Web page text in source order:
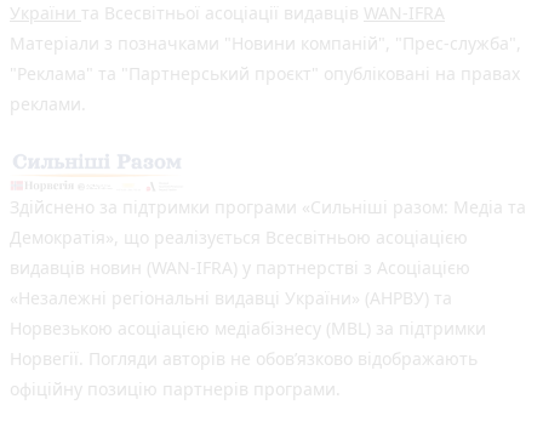
України та Всесвітньої асоціації видавців WAN-IFRA
Матеріали з позначками "Новини компаній", "Прес-служба",
"Реклама" та "Партнерський проєкт" опубліковані на правах
реклами.
Здійснено за підтримки програми «Сильніші разом: Медіа та
Демократія», що реалізується Всесвітньою асоціацією
видавців новин (WAN-IFRA) у партнерстві з Асоціацією
«Незалежні регіональні видавці України» (АНРВУ) та
Норвезькою асоціацією медіабізнесу (MBL) за підтримки
Норвегії. Погляди авторів не обов’язково відображають
офіційну позицію партнерів програми.